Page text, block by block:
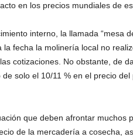
en los precios mundiales de
interno, la llamada “mesa
fecha la molinería local no
cotizaciones. No obstante, de
solo el 10/11 % en el precio
que deben afrontar muchos
de la mercadería a cosecha,